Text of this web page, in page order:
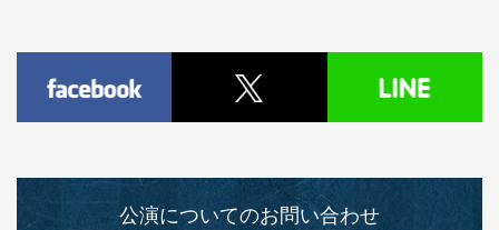
公演についてのお問い合わせ